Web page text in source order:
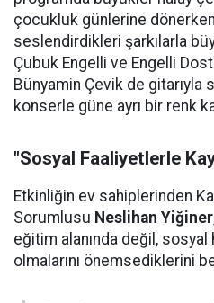
çocukluk günlerine
seslendirdikleri şarkılarla
Çubuk Engelli ve Engelli
Bünyamin Çevik de gitarıyla
konserle güne ayrı bir renk
"Sosyal Faaliyetlerle
Etkinliğin ev sahiplerinden
Sorumlusu Neslihan Yiğiner
eğitim alanında değil, sosyal
olmalarını önemsediklerini